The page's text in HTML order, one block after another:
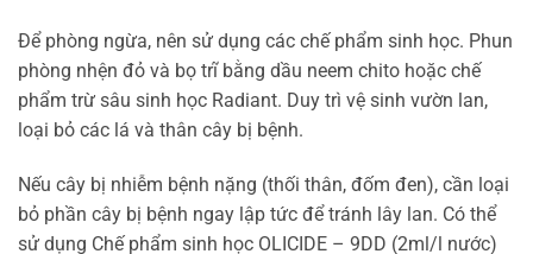
Để phòng ngừa, nên sử dụng các chế phẩm sinh học. Phun
phòng nhện đỏ và bọ trĩ bằng dầu neem chito hoặc chế
phẩm trừ sâu sinh học Radiant. Duy trì vệ sinh vườn lan,
loại bỏ các lá và thân cây bị bệnh.
Nếu cây bị nhiễm bệnh nặng (thối thân, đốm đen), cần loại
bỏ phần cây bị bệnh ngay lập tức để tránh lây lan. Có thể
sử dụng Chế phẩm sinh học OLICIDE – 9DD (2ml/l nước)